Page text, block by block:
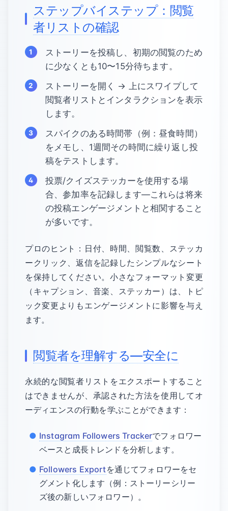
ステップバイステップ：閲覧
者リストの確認
ストーリーを投稿し、初期の閲覧のため
に少なくとも10〜15分待ちます。
ストーリーを開く → 上にスワイプして
閲覧者リストとインタラクションを表示
します。
スパイクのある時間帯（例：昼食時間）
をメモし、1週間その時間に繰り返し投
稿をテストします。
投票/クイズステッカーを使用する場
合、参加率を記録します—これらは将来
の投稿エンゲージメントと相関すること
が多いです。
プロのヒント：日付、時間、閲覧数、ステッカ
ークリック、返信を記録したシンプルなシート
を保持してください。小さなフォーマット変更
（キャプション、音楽、ステッカー）は、トピ
ック変更よりもエンゲージメントに影響を与え
ます。
閲覧者を理解する—安全に
永続的な閲覧者リストをエクスポートすること
はできませんが、承認された方法を使用してオ
ーディエンスの行動を学ぶことができます：
Instagram Followers Trackerでフォロワー
ベースと成長トレンドを分析します。
Followers Exportを通じてフォロワーをセ
グメント化します（例：ストーリーシリー
ズ後の新しいフォロワー）。